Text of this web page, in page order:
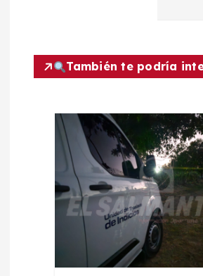
n
También te podría